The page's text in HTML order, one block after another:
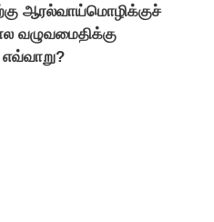
ஆரல்வாய்மொழிக்குச்
வழுவமைதிக்கு